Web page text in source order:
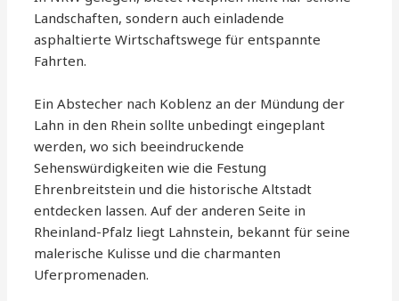
Landschaften, sondern auch einladende
asphaltierte Wirtschaftswege für entspannte
Fahrten.
Ein Abstecher nach Koblenz an der Mündung der
Lahn in den Rhein sollte unbedingt eingeplant
werden, wo sich beeindruckende
Sehenswürdigkeiten wie die Festung
Ehrenbreitstein und die historische Altstadt
entdecken lassen. Auf der anderen Seite in
Rheinland-Pfalz liegt Lahnstein, bekannt für seine
malerische Kulisse und die charmanten
Uferpromenaden.